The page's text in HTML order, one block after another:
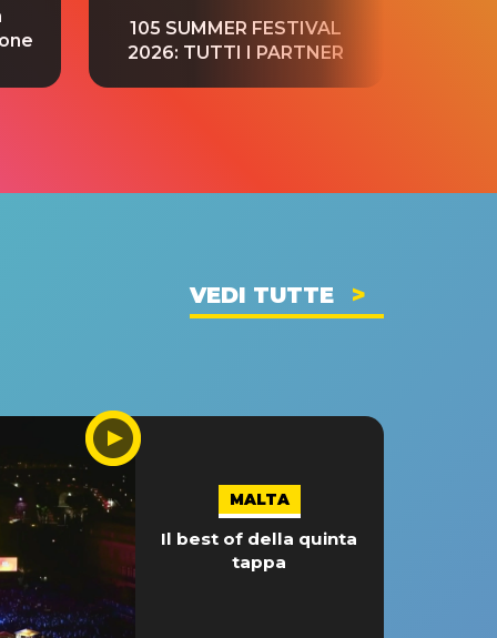
105 SUMMER FESTIVAL
2026: TUTTI I PARTNER
VEDI TUTTE
MALTA
Il best of della quinta
tappa